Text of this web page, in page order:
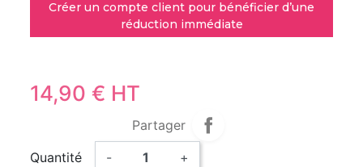
Créer un compte client pour bénéficier d’une
réduction immédiate
14,90 € HT
Partager
Quantité
- +